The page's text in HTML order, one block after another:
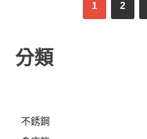
1 2
分類
不銹鋼